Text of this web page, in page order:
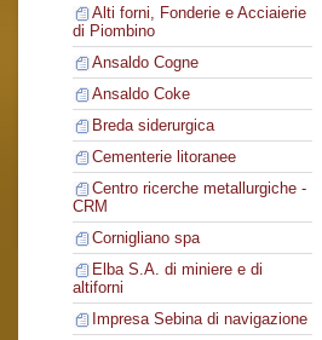
Alti forni, Fonderie e Acciaierie
di Piombino
Ansaldo Cogne
Ansaldo Coke
Breda siderurgica
Cementerie litoranee
Centro ricerche metallurgiche -
CRM
Cornigliano spa
Elba S.A. di miniere e di
altiforni
Impresa Sebina di navigazione